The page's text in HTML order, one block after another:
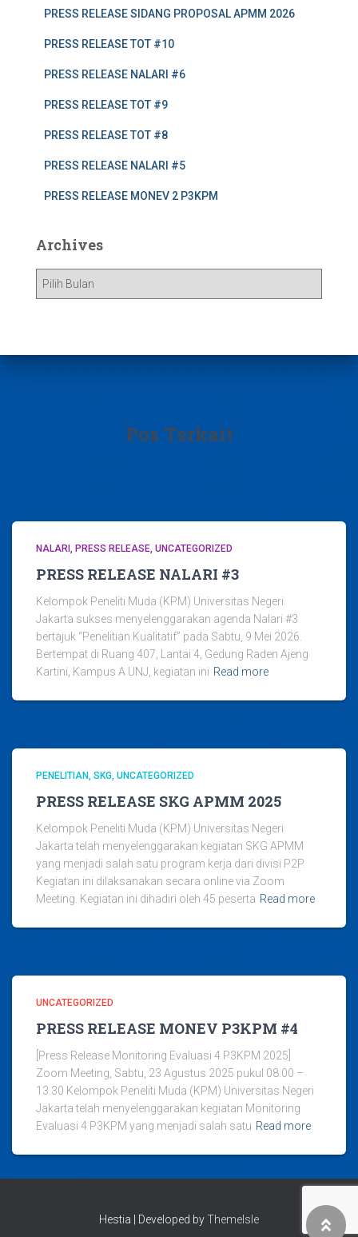
PRESS RELEASE SIDANG PROPOSAL APMM 2026
PRESS RELEASE TOT #10
PRESS RELEASE NALARI #6
PRESS RELEASE TOT #9
PRESS RELEASE TOT #8
PRESS RELEASE NALARI #5
PRESS RELEASE MONEV 2 P3KPM
Archives
Pos Terkait
NALARI PRESS RELEASE UNCATEGORIZED
PRESS RELEASE NALARI #3
Kelompok Peneliti Muda (KPM) Universitas Negeri
Jakarta sukses menyelenggarakan agenda Nalari #3
bertajuk “Penelitian Kualitatif” pada Sabtu, 9 Mei 2026.
Bertempat di Ruang 407, Lantai 4, Gedung Raden Ajeng
Kartini, Kampus A UNJ, kegiatan ini Read more
PENELITIAN SKG UNCATEGORIZED
PRESS RELEASE SKG APMM 2025
Kelompok Peneliti Muda (KPM) Universitas Negeri
Jakarta telah menyelenggarakan kegiatan SKG APMM
yang menjadi salah satu program kerja dari divisi P2P.
Kegiatan ini dilaksanakan secara online via Zoom
Meeting. Kegiatan ini dihadiri oleh 45 peserta Read more
UNCATEGORIZED
PRESS RELEASE MONEV P3KPM #4
[Press Release Monitoring Evaluasi 4 P3KPM 2025]
Zoom Meeting, Sabtu, 23 Agustus 2025 pukul 08.00 –
13.30 Kelompok Peneliti Muda (KPM) Universitas Negeri
Jakarta telah menyelenggarakan kegiatan Monitoring
Evaluasi 4 P3KPM yang menjadi salah satu Read more
Hestia | Developed byThemeIsle